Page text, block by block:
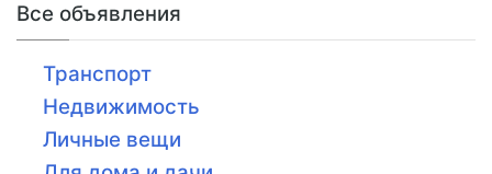
Все объявления
Транспорт
Недвижимость
Личные вещи